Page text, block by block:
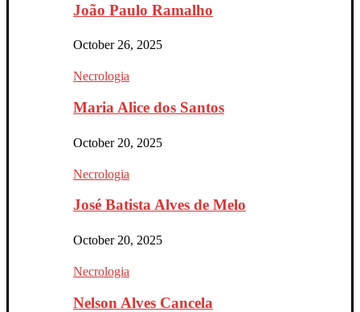
João Paulo Ramalho
October 26, 2025
Necrologia
Maria Alice dos Santos
October 20, 2025
Necrologia
José Batista Alves de Melo
October 20, 2025
Necrologia
Nelson Alves Cancela